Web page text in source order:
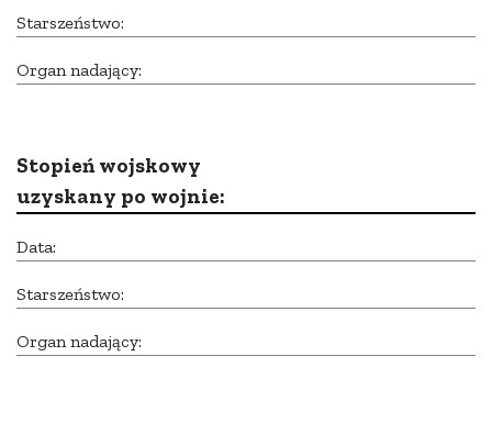
Starszeństwo:
Organ nadający:
Stopień wojskowy
uzyskany po wojnie:
Data:
Starszeństwo:
Organ nadający: